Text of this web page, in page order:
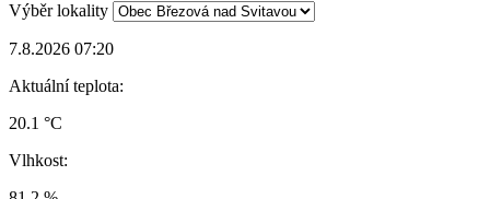
Výběr lokality
7.8.2026 07:20
Aktuální teplota:
20.1 °C
Vlhkost: